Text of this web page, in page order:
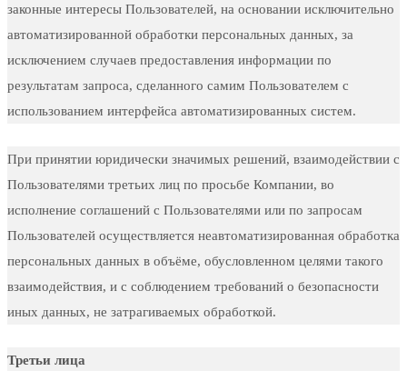
законные интересы Пользователей, на основании исключительно
автоматизированной обработки персональных данных, за
исключением случаев предоставления информации по
результатам запроса, сделанного самим Пользователем с
использованием интерфейса автоматизированных систем.
При принятии юридически значимых решений, взаимодействии с
Пользователями третьих лиц по просьбе Компании, во
исполнение соглашений с Пользователями или по запросам
Пользователей осуществляется неавтоматизированная обработка
персональных данных в объёме, обусловленном целями такого
взаимодействия, и с соблюдением требований о безопасности
иных данных, не затрагиваемых обработкой.
Третьи лица